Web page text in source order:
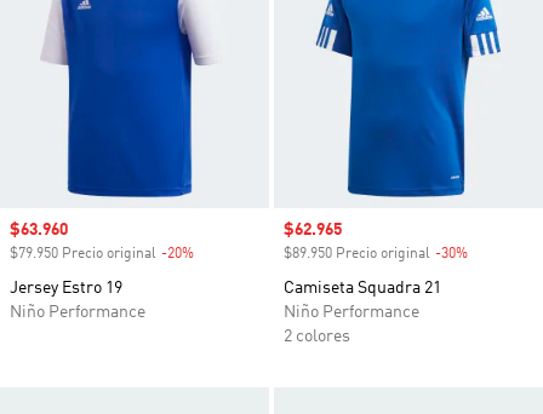
Precio de venta
$63.960
$79.950 Precio original -20%
Jersey Estro 19
Niño Performance
Precio de venta
$62.965
$89.950 Precio original -30%
Camiseta Squadra 21
Niño Performance
2 colores